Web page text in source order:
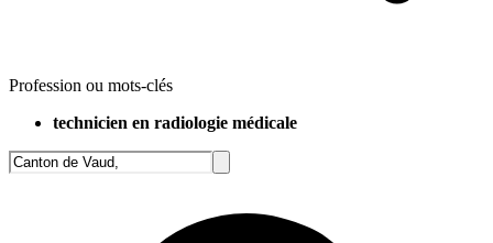
Profession ou mots-clés
technicien en radiologie médicale